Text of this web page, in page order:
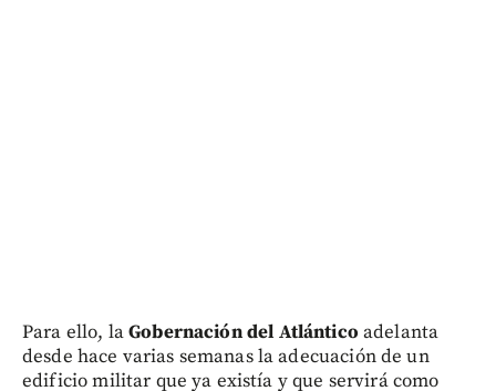
Para ello, laGobernación del Atlántico adelanta
desde hace varias semanas la adecuación de un
edificio militar que ya existía y que servirá como